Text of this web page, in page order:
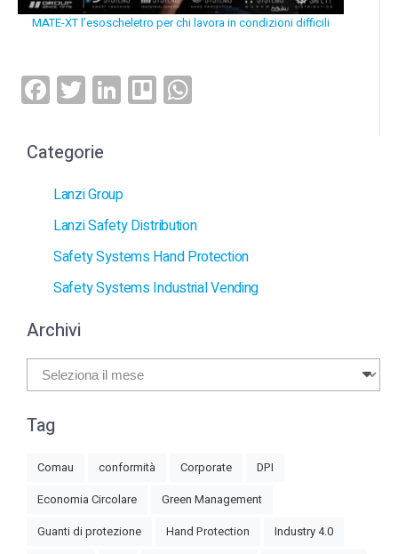
MATE-XT l’esoscheletro per chi lavora in condizioni difficili
Facebook
Twitter
LinkedIn
Trello
Categorie
Lanzi Group
Lanzi Safety Distribution
Safety Systems Hand Protection
Safety Systems Industrial Vending
Archivi
Archivi
Tag
Comau conformità Corporate
DPI
Economia Circolare
Green Management
Guanti di protezione
Hand Protection
Industry 4.0